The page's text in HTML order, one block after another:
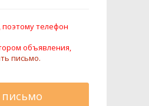
телефон
объявления,
письмо.
письмо